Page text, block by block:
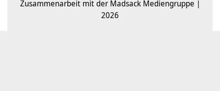
Zusammenarbeit mit der Madsack Mediengruppe |
2026